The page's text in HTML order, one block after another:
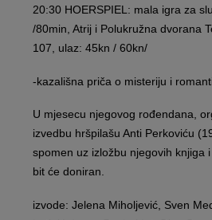
20:30 HOERSPIEL: mala igra za
/80min, Atrij i Polukružna dvorana
107, ulaz: 45kn / 60kn/
-kazališna priča o misteriju i
U mjesecu njegovog rođendana,
izvedbu hršpilašu Anti Perkoviću
spomen uz izložbu njegovih knjiga
bit će doniran.
izvode: Jelena Miholjević, Sven